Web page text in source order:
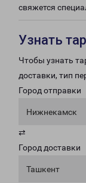
свяжется
Узнать
Чтобы узнать
доставки, тип
Город отправки
Нижнекамск
⇄
Город доставки
Ташкент